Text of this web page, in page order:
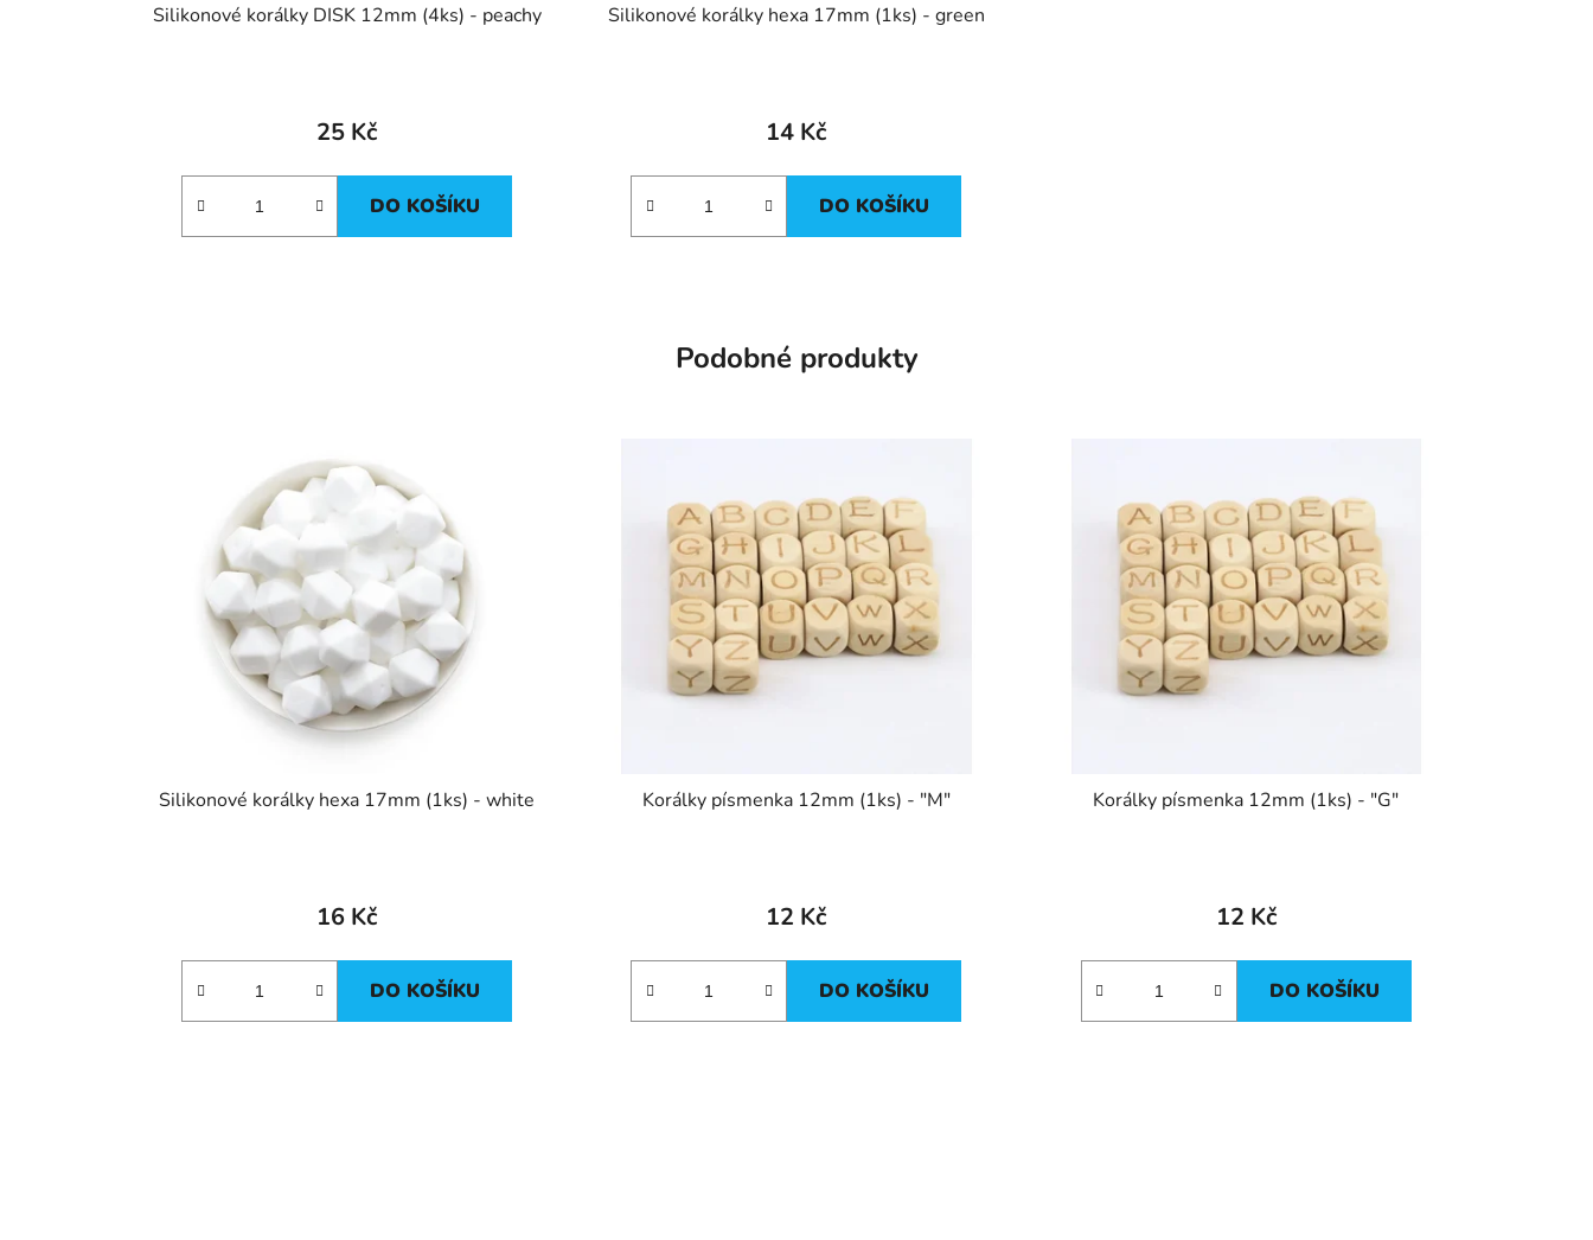
Silikonové korálky DISK 12mm (4ks) - peachy
25 Kč
DO KOŠÍKU
Silikonové korálky hexa 17mm (1ks) - green
14 Kč
DO KOŠÍKU
Podobné produkty
Silikonové korálky hexa 17mm (1ks) - white
16 Kč
DO KOŠÍKU
Korálky písmenka 12mm (1ks) - "M"
12 Kč
DO KOŠÍKU
Korálky písmenka 12mm (1ks) - "G"
12 Kč
DO KOŠÍKU